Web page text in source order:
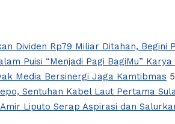
Dividen Rp79 Miliar Ditahan, Begini
Puisi “Menjadi Pagi BagiMu”
Media Bersinergi Jaga Kamtibmas
Sentuhan Kabel Laut Pertama
Amir Liputo Serap Aspirasi dan